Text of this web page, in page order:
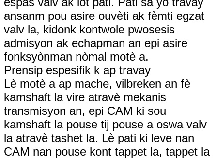
ansanm pou asire ouvèti ak fèmti egzat
valv la, kidonk kontwole pwosesis
admisyon ak echapman an epi asire
fonksyònman nòmal motè a.
Prensip espesifik k ap travay
Lè motè a ap mache, vilbreken an fè
kamshaft la vire atravè mekanis
transmisyon an, epi CAM ki sou
kamshaft la pouse tij pouse a oswa valv
la atravè tashet la. Lè pati ki leve nan
CAM nan pouse kont tappet la, tappet la